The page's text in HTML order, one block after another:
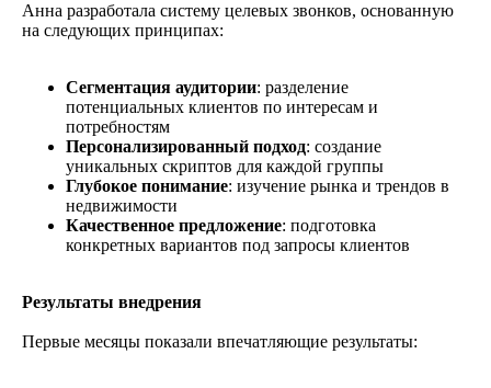
Анна разработала систему целевых звонков, основанную
на следующих принципах:
Сегментация аудитории: разделение
потенциальных клиентов по интересам и
потребностям
Персонализированный подход: создание
уникальных скриптов для каждой группы
Глубокое понимание: изучение рынка и трендов в
недвижимости
Качественное предложение: подготовка
конкретных вариантов под запросы клиентов
Результаты внедрения
Первые месяцы показали впечатляющие результаты: